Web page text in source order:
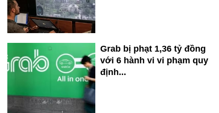
Grab bị phạt 1,36 tỷ đồng
với 6 hành vi vi phạm quy
định...